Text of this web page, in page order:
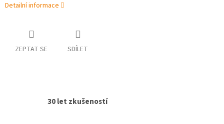
Detailní informace
ZEPTAT SE SDÍLET
30 let zkušeností